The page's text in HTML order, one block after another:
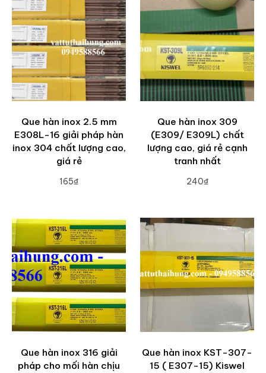
Que hàn inox 2.5 mm
E308L-16 giải pháp hàn
inox 304 chất lượng cao,
giá rẻ
165₫
Que hàn inox 309
(E309/ E309L) chất
lượng cao, giá rẻ cạnh
tranh nhất
240₫
Que hàn inox 316 giải
pháp cho mối hàn chịu
Que hàn inox KST-307-
15 ( E307-15) Kiswel